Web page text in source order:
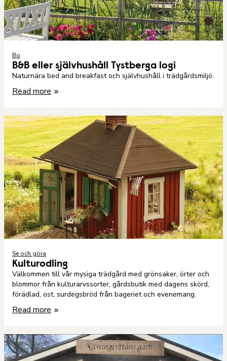
Bo
B&B eller självhushåll Tystberga logi
Naturnära bed and breakfast och självhushåll i trädgårdsmiljö.
Read more
Se och göra
Kulturodling
Välkommen till vår mysiga trädgård med grönsaker, örter och
blommor från kulturarvssorter, gårdsbutik med dagens skörd,
förädlad, ost, surdegsbröd från bageriet och evenemang.
Read more